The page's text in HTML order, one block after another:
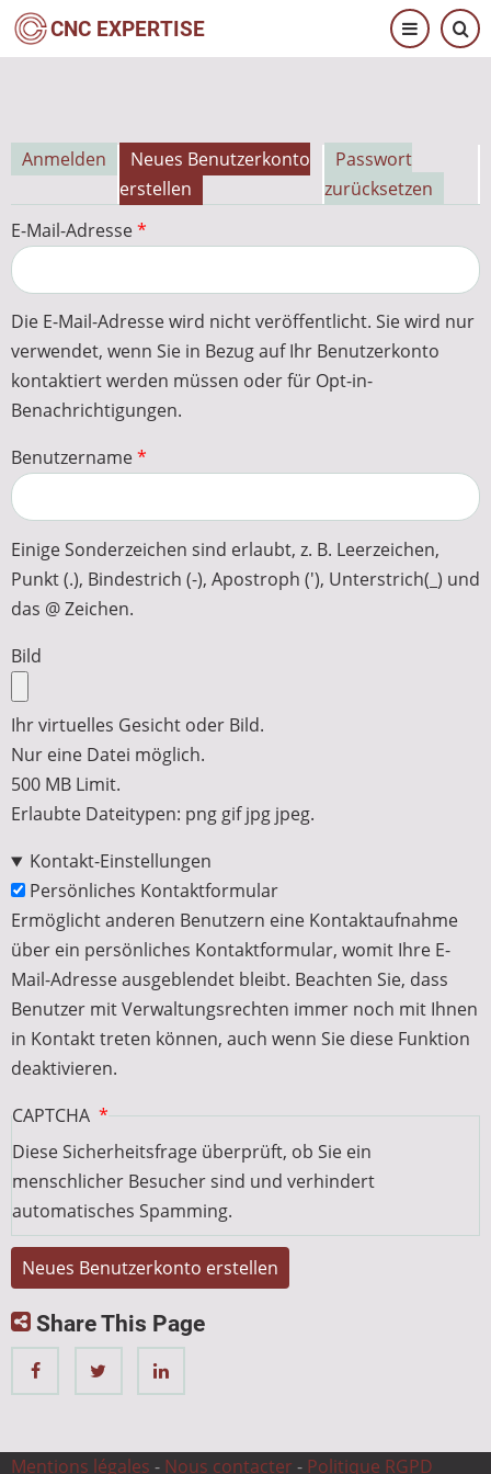
Direkt
zum
CNC EXPERTISE
Primäre
Reiter
Anmelden
Neues Benutzerkonto
erstellen
Passwort
zurücksetzen
E-Mail-Adresse
Die E-Mail-Adresse wird nicht veröffentlicht. Sie wird nur
verwendet, wenn Sie in Bezug auf Ihr Benutzerkonto
kontaktiert werden müssen oder für Opt-in-
Benachrichtigungen.
Benutzername
Einige Sonderzeichen sind erlaubt, z. B. Leerzeichen,
Punkt (.), Bindestrich (-), Apostroph ('), Unterstrich(_) und
das @ Zeichen.
Bild
Ihr virtuelles Gesicht oder Bild.
Nur eine Datei möglich.
500 MB Limit.
Erlaubte Dateitypen: png gif jpg jpeg.
Kontakt-Einstellungen
Persönliches Kontaktformular
Ermöglicht anderen Benutzern eine Kontaktaufnahme
über ein persönliches Kontaktformular, womit Ihre E-
Mail-Adresse ausgeblendet bleibt. Beachten Sie, dass
Benutzer mit Verwaltungsrechten immer noch mit Ihnen
in Kontakt treten können, auch wenn Sie diese Funktion
deaktivieren.
CAPTCHA
Diese Sicherheitsfrage überprüft, ob Sie ein
menschlicher Besucher sind und verhindert
automatisches Spamming.
Share This Page
Mentions légales - Nous contacter - Politique RGPD